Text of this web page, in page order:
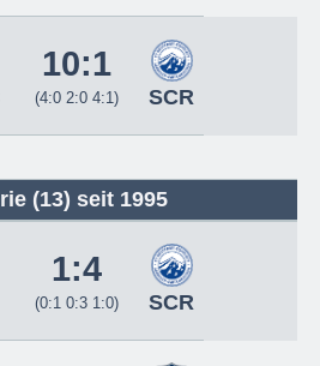
10:1
(4:0 2:0 4:1) SCR
(13) seit 1995
1:4
(0:1 0:3 1:0) SCR